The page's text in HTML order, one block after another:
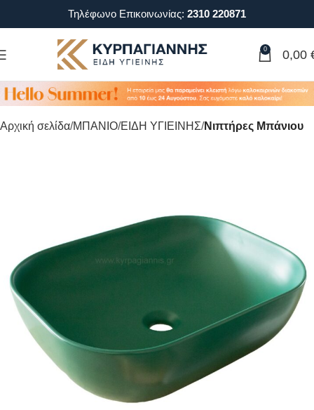
Τηλέφωνο Επικοινωνίας: 2310 220871
0 0,00
Αρχική σελίδα ΜΠΑΝΙΟ ΕΙΔΗ ΥΓΙΕΙΝΗΣ Νιπτήρες Μπάνιου